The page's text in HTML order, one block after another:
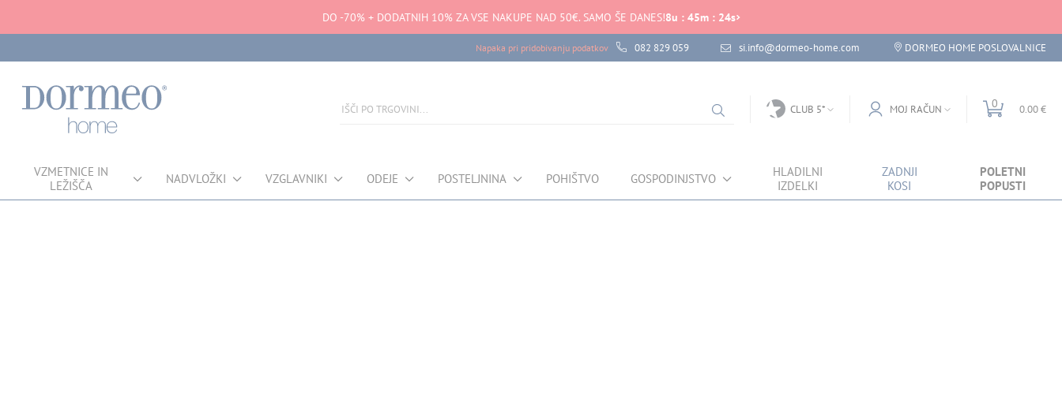
DO -70% + DODATNIH 10% ZA VSE NAKUPE NAD 50€. SAMO ŠE DANES!8u : 45m : 24s
Napaka pri pridobivanju podatkov 082 829 059 si.info@dormeo-home.com DORMEO HOME POSLOVALNICE
CLUB 5* MOJ RAČUN 0 0.00 €
VZMETNICE IN
LEŽIŠČA
NADVLOŽKI VZGLAVNIKI ODEJE POSTELJNINA POHIŠTVO GOSPODINJSTVO
HLADILNI
IZDELKI
ZADNJI
KOSI
POLETNI
POPUSTI